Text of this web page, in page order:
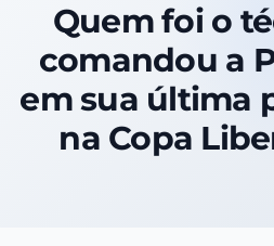
Quem foi o
comandou a
em sua última
na Copa